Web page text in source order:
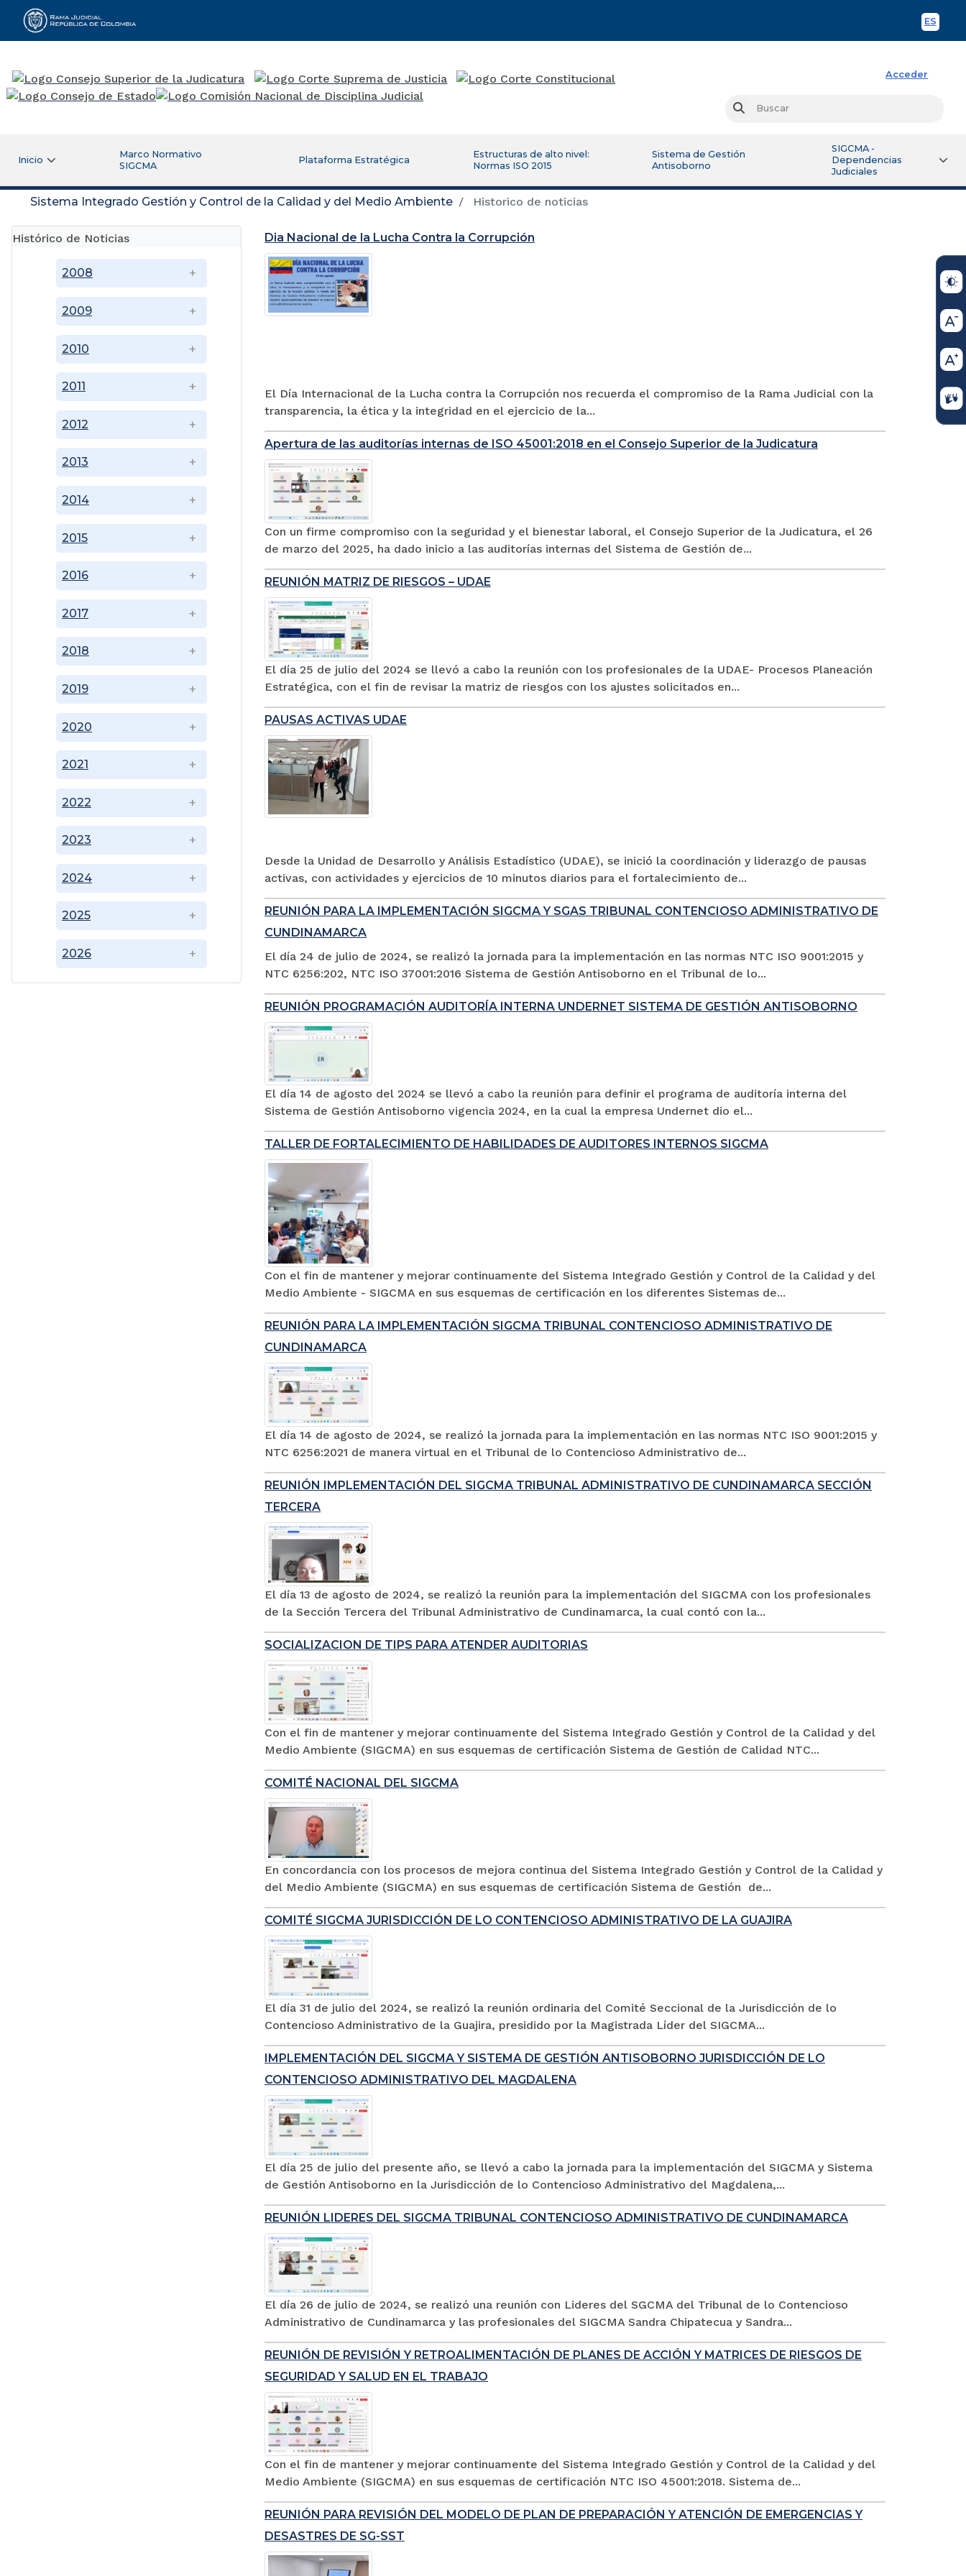
ES
Rama Judicial
Acceder
Buscar
Inicio
Marco Normativo
SIGCMA
Plataforma Estratégica
Estructuras de alto nivel:
Normas ISO 2015
Sistema de Gestión
Antisoborno
SIGCMA -
Dependencias
Judiciales
Sistema Integrado Gestión y Control de la Calidad y del Medio Ambiente Historico de noticias
Histórico de Noticias
2008
2009
2010
2011
2012
2013
2014
2015
2016
2017
2018
2019
2020
2021
2022
2023
2024
2025
2026
Dia Nacional de la Lucha Contra la Corrupción
El Día Internacional de la Lucha contra la Corrupción nos recuerda el compromiso de la Rama Judicial con la
transparencia, la ética y la integridad en el ejercicio de la...
Apertura de las auditorías internas de ISO 45001:2018 en el Consejo Superior de la Judicatura
Con un firme compromiso con la seguridad y el bienestar laboral, el Consejo Superior de la Judicatura, el 26
de marzo del 2025, ha dado inicio a las auditorías internas del Sistema de Gestión de...
REUNIÓN MATRIZ DE RIESGOS – UDAE
El día 25 de julio del 2024 se llevó a cabo la reunión con los profesionales de la UDAE- Procesos Planeación
Estratégica, con el fin de revisar la matriz de riesgos con los ajustes solicitados en...
PAUSAS ACTIVAS UDAE
Desde la Unidad de Desarrollo y Análisis Estadístico (UDAE), se inició la coordinación y liderazgo de pausas
activas, con actividades y ejercicios de 10 minutos diarios para el fortalecimiento de...
REUNIÓN PARA LA IMPLEMENTACIÓN SIGCMA Y SGAS TRIBUNAL CONTENCIOSO ADMINISTRATIVO DE
CUNDINAMARCA
El día 24 de julio de 2024, se realizó la jornada para la implementación en las normas NTC ISO 9001:2015 y
NTC 6256:202, NTC ISO 37001:2016 Sistema de Gestión Antisoborno en el Tribunal de lo...
REUNIÓN PROGRAMACIÓN AUDITORÍA INTERNA UNDERNET SISTEMA DE GESTIÓN ANTISOBORNO
El día 14 de agosto del 2024 se llevó a cabo la reunión para definir el programa de auditoría interna del
Sistema de Gestión Antisoborno vigencia 2024, en la cual la empresa Undernet dio el...
TALLER DE FORTALECIMIENTO DE HABILIDADES DE AUDITORES INTERNOS SIGCMA
Con el fin de mantener y mejorar continuamente del Sistema Integrado Gestión y Control de la Calidad y del
Medio Ambiente - SIGCMA en sus esquemas de certificación en los diferentes Sistemas de...
REUNIÓN PARA LA IMPLEMENTACIÓN SIGCMA TRIBUNAL CONTENCIOSO ADMINISTRATIVO DE
CUNDINAMARCA
El día 14 de agosto de 2024, se realizó la jornada para la implementación en las normas NTC ISO 9001:2015 y
NTC 6256:2021 de manera virtual en el Tribunal de lo Contencioso Administrativo de...
REUNIÓN IMPLEMENTACIÓN DEL SIGCMA TRIBUNAL ADMINISTRATIVO DE CUNDINAMARCA SECCIÓN
TERCERA
El día 13 de agosto de 2024, se realizó la reunión para la implementación del SIGCMA con los profesionales
de la Sección Tercera del Tribunal Administrativo de Cundinamarca, la cual contó con la...
SOCIALIZACION DE TIPS PARA ATENDER AUDITORIAS
Con el fin de mantener y mejorar continuamente del Sistema Integrado Gestión y Control de la Calidad y del
Medio Ambiente (SIGCMA) en sus esquemas de certificación Sistema de Gestión de Calidad NTC...
COMITÉ NACIONAL DEL SIGCMA
En concordancia con los procesos de mejora continua del Sistema Integrado Gestión y Control de la Calidad y
del Medio Ambiente (SIGCMA) en sus esquemas de certificación Sistema de Gestión de...
COMITÉ SIGCMA JURISDICCIÓN DE LO CONTENCIOSO ADMINISTRATIVO DE LA GUAJIRA
El día 31 de julio del 2024, se realizó la reunión ordinaria del Comité Seccional de la Jurisdicción de lo
Contencioso Administrativo de la Guajira, presidido por la Magistrada Líder del SIGCMA...
IMPLEMENTACIÓN DEL SIGCMA Y SISTEMA DE GESTIÓN ANTISOBORNO JURISDICCIÓN DE LO
CONTENCIOSO ADMINISTRATIVO DEL MAGDALENA
El día 25 de julio del presente año, se llevó a cabo la jornada para la implementación del SIGCMA y Sistema
de Gestión Antisoborno en la Jurisdicción de lo Contencioso Administrativo del Magdalena,...
REUNIÓN LIDERES DEL SIGCMA TRIBUNAL CONTENCIOSO ADMINISTRATIVO DE CUNDINAMARCA
El día 26 de julio de 2024, se realizó una reunión con Lideres del SGCMA del Tribunal de lo Contencioso
Administrativo de Cundinamarca y las profesionales del SIGCMA Sandra Chipatecua y Sandra...
REUNIÓN DE REVISIÓN Y RETROALIMENTACIÓN DE PLANES DE ACCIÓN Y MATRICES DE RIESGOS DE
SEGURIDAD Y SALUD EN EL TRABAJO
Con el fin de mantener y mejorar continuamente del Sistema Integrado Gestión y Control de la Calidad y del
Medio Ambiente (SIGCMA) en sus esquemas de certificación NTC ISO 45001:2018. Sistema de...
REUNIÓN PARA REVISIÓN DEL MODELO DE PLAN DE PREPARACIÓN Y ATENCIÓN DE EMERGENCIAS Y
DESASTRES DE SG-SST